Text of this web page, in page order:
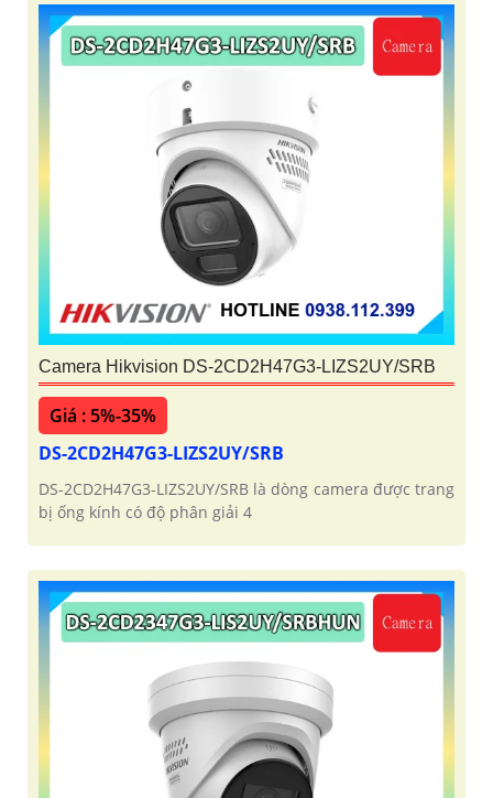
Camera Hikvision DS-2CD2H47G3-LIZS2UY/SRB
Giá : 5%-35%
DS-2CD2H47G3-LIZS2UY/SRB
DS-2CD2H47G3-LIZS2UY/SRB là dòng camera được trang
bị ống kính có độ phân giải 4